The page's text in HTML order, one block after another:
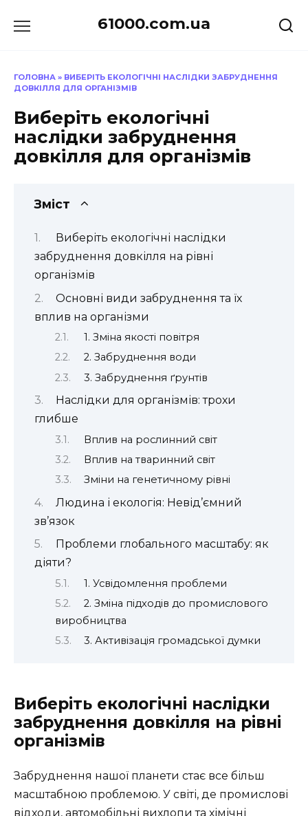
до
61000.com.ua
ГОЛОВНА » ВИБЕРІТЬ ЕКОЛОГІЧНІ НАСЛІДКИ ЗАБРУДНЕННЯ
ДОВКІЛЛЯ ДЛЯ ОРГАНІЗМІВ
Виберіть екологічні
наслідки забруднення
довкілля для організмів
Зміст
Виберіть екологічні наслідки
забруднення довкілля на рівні
організмів
Основні види забруднення та їх
вплив на організми
1. Зміна якості повітря
2. Забруднення води
3. Забруднення ґрунтів
Наслідки для організмів: трохи
глибше
Вплив на рослинний світ
Вплив на тваринний світ
Зміни на генетичному рівні
Людина і екологія: Невід’ємний
зв’язок
Проблеми глобального масштабу: як
діяти?
1. Усвідомлення проблеми
2. Зміна підходів до промислового
виробництва
3. Активізація громадської думки
Виберіть екологічні наслідки
забруднення довкілля на рівні
організмів
Забруднення нашої планети стає все більш
масштабною проблемою. У світі, де промислові
відходи, автомобільні вихлопи та хімічні